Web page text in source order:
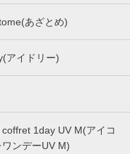
あざとめ)
アイドリー)
coffret 1day UV M(アイコ
ワンデーUV M)